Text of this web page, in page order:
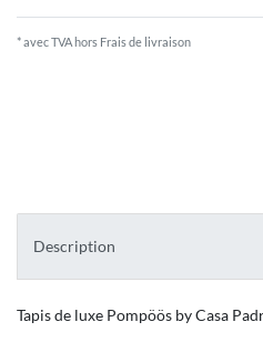
* avec TVA hors Frais de livraison
Description
Tapis de luxe Pompöös by Casa